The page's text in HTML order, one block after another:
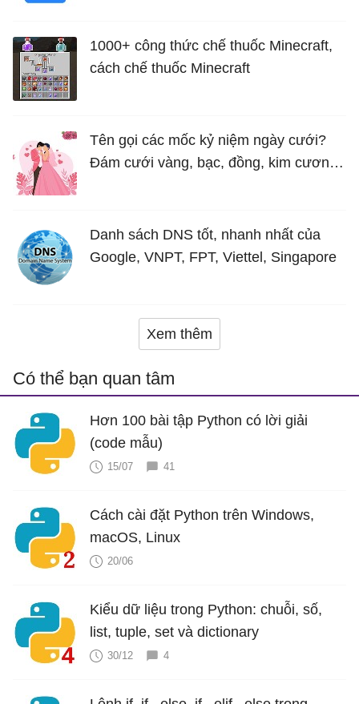
1000+ công thức chế thuốc Minecraft,
cách chế thuốc Minecraft
Tên gọi các mốc kỷ niệm ngày cưới?
Đám cưới vàng, bạc, đồng, kim cương
Danh sách DNS tốt, nhanh nhất của
Google, VNPT, FPT, Viettel, Singapore
Xem thêm
Có thể bạn quan tâm
Hơn 100 bài tập Python có lời giải
(code mẫu)
15/07 41
Cách cài đặt Python trên Windows,
macOS, Linux
20/06
Kiểu dữ liệu trong Python: chuỗi, số,
list, tuple, set và dictionary
30/12 4